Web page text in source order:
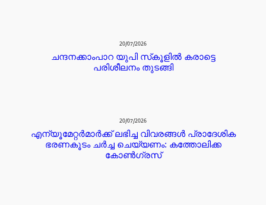
20/07/2026
ചന്ദനക്കാംപാറ യുപി സ്‌കൂളിൽ കരാട്ടെ
പരിശീലനം തുടങ്ങി
20/07/2026
എന്യൂമേറ്റർമാർക്ക് ലഭിച്ച വിവരങ്ങൾ പ്രാദേശിക
ഭരണകൂടം ചർച്ച ചെയ്യണം: കത്തോലിക്ക
കോൺഗ്രസ്